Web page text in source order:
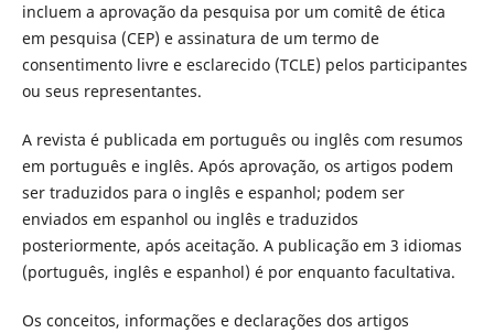
incluem a aprovação da pesquisa por um comitê de ética
em pesquisa (CEP) e assinatura de um termo de
consentimento livre e esclarecido (TCLE) pelos participantes
ou seus representantes.
A revista é publicada em português ou inglês com resumos
em português e inglês. Após aprovação, os artigos podem
ser traduzidos para o inglês e espanhol; podem ser
enviados em espanhol ou inglês e traduzidos
posteriormente, após aceitação. A publicação em 3 idiomas
(português, inglês e espanhol) é por enquanto facultativa.
Os conceitos, informações e declarações dos artigos